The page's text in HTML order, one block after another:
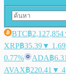
BTC฿2,127,854
XRP฿35.39▼
0.77%
ADA฿6.31
AVAX฿220.41 ▼